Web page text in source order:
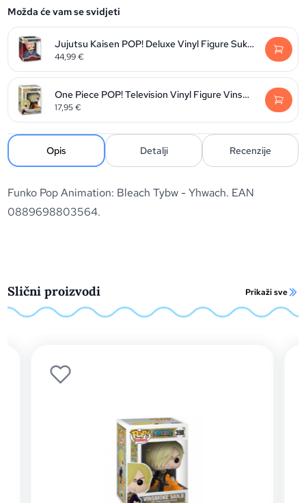
Možda će vam se svidjeti
Jujutsu Kaisen POP! Deluxe Vinyl Figure Sukuna 9 cm
44,99€
One Piece POP! Television Vinyl Figure Vinsmoke Sanji 9 cm
17,95€
Opis Detalji Recenzije
Funko Pop Animation: Bleach Tybw - Yhwach. EAN
0889698803564.
Slični proizvodi Prikaži sve